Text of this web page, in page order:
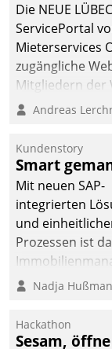
Die NEUE
ServicePortal
Mieterservices
zugängliche
Mitgliedern der
Andreas
Kundenstory
Smart
Mit neuen SAP-
integrierten
und
Prozessen ist
der Bayerischen
Ressort
künftige
Nadja
Hackathon
Sesam,